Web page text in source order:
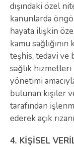
dışındaki özel
kanunlarda
hayata ilişkin
kamu
teşhis, tedavi ve
sağlık hizmetleri
yönetimi
bulunan kişiler
tarafından
ederek açık
4. KİŞİSEL